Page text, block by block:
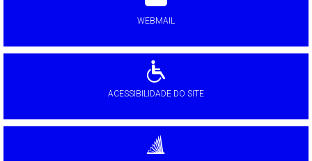
WEBMAIL
ACESSIBILIDADE DO SITE